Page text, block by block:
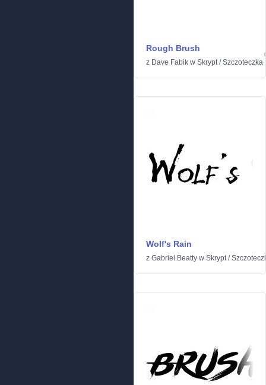
Rough Brush
z Dave Fabik w Skrypt/Szczoteczka
Wolf's Rain
z Gabriel Beatty w Skrypt/